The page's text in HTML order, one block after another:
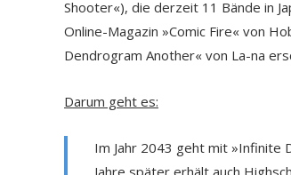
Shooter«), die derzeit 11 Bände in
Online-Magazin »Comic Fire« von
Dendrogram Another« von La-na
Darum geht es:
Im Jahr 2043 geht mit »Infinite